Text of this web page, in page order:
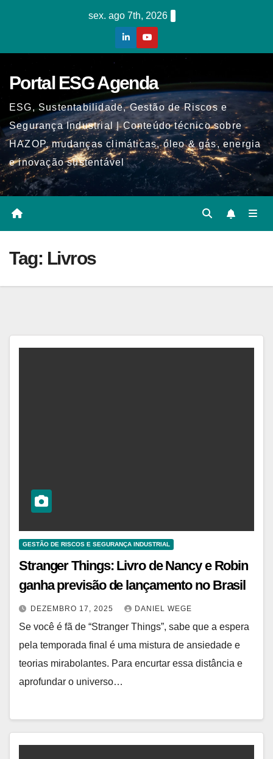
sex. ago 7th, 2026
Portal ESG Agenda
ESG, Sustentabilidade, Gestão de Riscos e
Segurança Industrial | Conteúdo técnico sobre
HAZOP, mudanças climáticas, óleo & gás, energia
e inovação sustentável
Tag: Livros
GESTÃO DE RISCOS E SEGURANÇA INDUSTRIAL
Stranger Things: Livro de Nancy e Robin
ganha previsão de lançamento no Brasil
DEZEMBRO 17, 2025 DANIEL WEGE
Se você é fã de “Stranger Things”, sabe que a espera
pela temporada final é uma mistura de ansiedade e
teorias mirabolantes. Para encurtar essa distância e
aprofundar o universo…